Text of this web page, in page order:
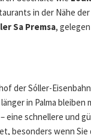
in der Nähe
Sa Premsa,
der Sóller-
in Palma bleiben
schnellere und
besonders wenn